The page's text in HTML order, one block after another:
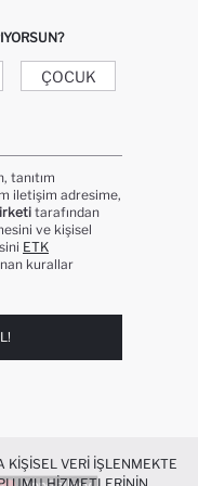
ÇOCUK
tanıtım
iletişim adresime,
tarafından
ve kişisel
ETK
kurallar
KIŞISEL VERI IŞLENMEKTE